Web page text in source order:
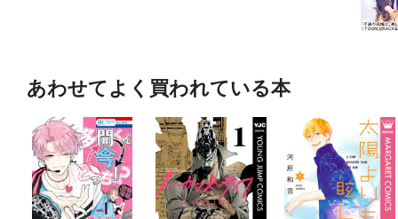
あわせてよく買われている本